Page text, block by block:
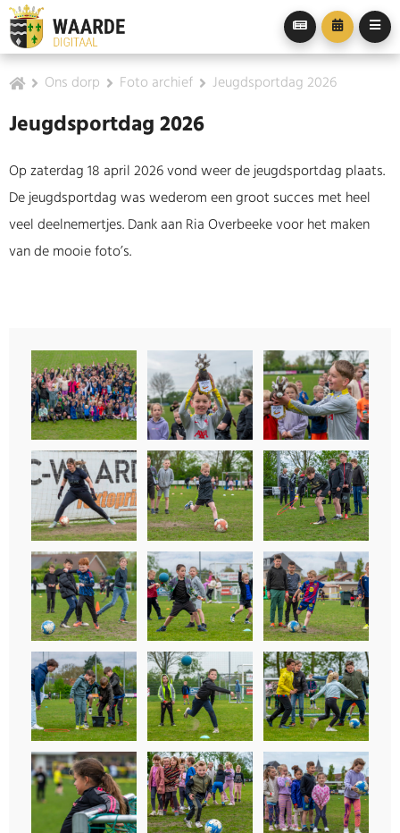
Ons dorp Foto archief Jeugdsportdag 2026
Jeugdsportdag 2026
Op zaterdag 18 april 2026 vond weer de jeugdsportdag plaats.
De jeugdsportdag was wederom een groot succes met heel
veel deelnemertjes. Dank aan Ria Overbeeke voor het maken
van de mooie foto’s.